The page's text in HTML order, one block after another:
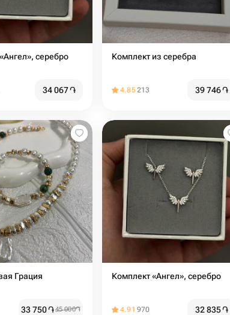
серебро
34 067֏
Комплект из серебра
4.85213 39 746֏
Грация
33 750֏45 000֏
Комплект «Ангел», серебро
4.91 970 32 835֏